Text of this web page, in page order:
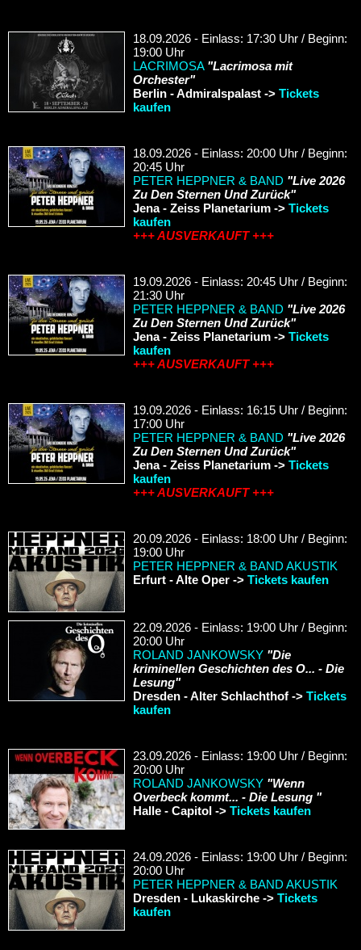
18.09.2026 - Einlass: 17:30 Uhr / Beginn:
19:00 Uhr
LACRIMOSA "Lacrimosa mit
Orchester"
Berlin - Admiralspalast -> Tickets
kaufen
18.09.2026 - Einlass: 20:00 Uhr / Beginn:
20:45 Uhr
PETER HEPPNER & BAND "Live 2026
Zu Den Sternen Und Zurück"
Jena - Zeiss Planetarium -> Tickets
kaufen
+++ AUSVERKAUFT +++
19.09.2026 - Einlass: 20:45 Uhr / Beginn:
21:30 Uhr
PETER HEPPNER & BAND "Live 2026
Zu Den Sternen Und Zurück"
Jena - Zeiss Planetarium -> Tickets
kaufen
+++ AUSVERKAUFT +++
19.09.2026 - Einlass: 16:15 Uhr / Beginn:
17:00 Uhr
PETER HEPPNER & BAND "Live 2026
Zu Den Sternen Und Zurück"
Jena - Zeiss Planetarium -> Tickets
kaufen
+++ AUSVERKAUFT +++
20.09.2026 - Einlass: 18:00 Uhr / Beginn:
19:00 Uhr
PETER HEPPNER & BAND AKUSTIK
Erfurt - Alte Oper -> Tickets kaufen
22.09.2026 - Einlass: 19:00 Uhr / Beginn:
20:00 Uhr
ROLAND JANKOWSKY "Die
kriminellen Geschichten des O... - Die
Lesung"
Dresden - Alter Schlachthof -> Tickets
kaufen
23.09.2026 - Einlass: 19:00 Uhr / Beginn:
20:00 Uhr
ROLAND JANKOWSKY "Wenn
Overbeck kommt... - Die Lesung "
Halle - Capitol -> Tickets kaufen
24.09.2026 - Einlass: 19:00 Uhr / Beginn:
20:00 Uhr
PETER HEPPNER & BAND AKUSTIK
Dresden - Lukaskirche -> Tickets
kaufen